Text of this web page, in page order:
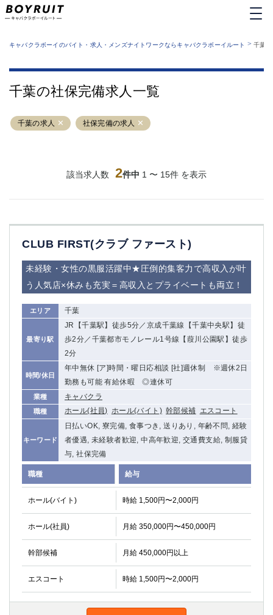
業種から探す
運営者情報
サイトマップ
キャバクラボーイのバイト・求人・メンズナイトワークならキャバクラボーイルート > 千葉
千葉の社保完備求人一覧
千葉の求人 社保完備の求人
該当求人数 2件中 1 〜 15件 を表示
CLUB FIRST(クラブ ファースト)
未経験・女性の黒服活躍中★圧倒的集客力で高収入が叶
う人気店×休みも充実＝高収入とプライベートも両立！
エリア 千葉
最寄り駅
JR【千葉駅】徒歩5分／京成千葉線【千葉中央駅】徒
歩2分／千葉都市モノレール1号線【葭川公園駅】徒歩
2分
時間/休日
年中無休 [ア]時間・曜日応相談 [社]週休制 ※週休2日
勤務も可能 有給休暇 ◎連休可
業種 キャバクラ
職種 ホール(社員) ホール(バイト) 幹部候補 エスコート
キーワード
日払いOK, 寮完備, 食事つき, 送りあり, 年齢不問, 経験
者優遇, 未経験者歓迎, 中高年歓迎, 交通費支給, 制服貸
与, 社保完備
職種 給与
ホール(バイト) 時給 1,500円〜2,000円
ホール(社員) 月給 350,000円〜450,000円
幹部候補 月給 450,000円以上
エスコート 時給 1,500円〜2,000円
六本木
池袋
吉祥寺
練馬
恵比寿
蒲田
北千住
①六本木 ②西麻布
大山
赤羽
品川
蒲田東口
立川（南口）
新宿
浜松町
西葛西
中目黒
ひばりヶ丘（北口）
学芸大学
吉祥寺（南口／公園口）
自由が丘
吉祥寺（北口／東口）
錦糸町南口
下北沢・経堂
金町（北口）
成増駅徒歩3分の好立地！
三軒茶屋（南口）
①歌舞伎町 ②新宿 ③新宿三丁目 ④西
①歌舞伎町 ②新宿 ③西部新宿 ③東新宿
①歌舞伎町 ②新宿
①銀座 ②新橋
錦糸町(南口)
蒲田(西口)
清瀬（南口）
①東武練馬 ②成増・板橋 ③大山 ②池袋
金町
大井町
大泉学園
下赤塚
竹ノ塚
三鷹